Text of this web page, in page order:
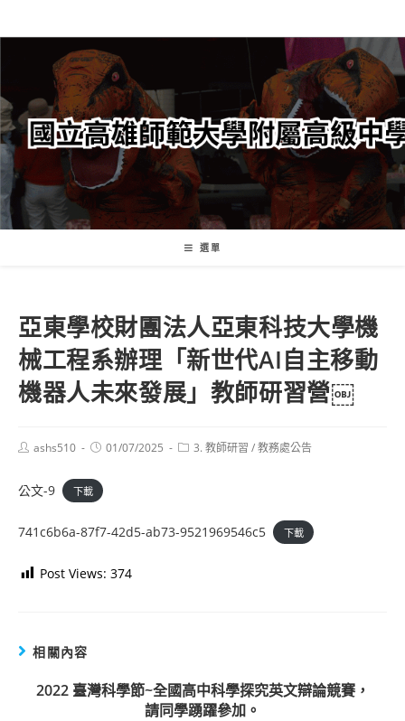
轉
要
內
容
選單
亞東學校財團法人亞東科技大學機
械工程系辦理「新世代AI自主移動
機器人未來發展」教師研習營￼
Postashs510
Post01/07/2025
Post3. 教師研習 /教務處公告
公文-9 下載
741c6b6a-87f7-42d5-ab73-9521969546c5 下載
Post Views: 374
相關內容
2022 臺灣科學節~全國高中科學探究英文辯論競賽，
請同學踴躍參加。